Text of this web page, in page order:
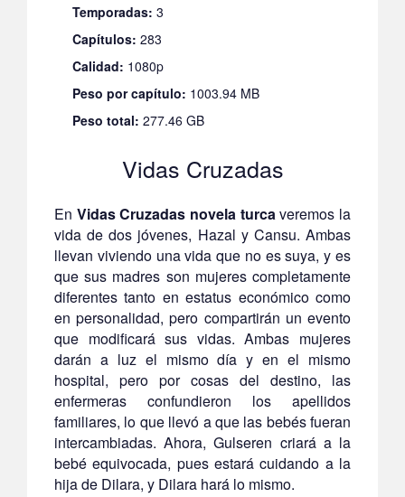
Temporadas: 3
Capítulos: 283
Calidad: 1080p
Peso por capítulo: 1003.94 MB
Peso total: 277.46 GB
Vidas Cruzadas
En Vidas Cruzadas novela turcaveremos la
vida de dos jóvenes, Hazal y Cansu. Ambas
llevan viviendo una vida que no es suya, y es
que sus madres son mujeres completamente
diferentes tanto en estatus económico como
en personalidad, pero compartirán un evento
que modificará sus vidas. Ambas mujeres
darán a luz el mismo día y en el mismo
hospital, pero por cosas del destino, las
enfermeras confundieron los apellidos
familiares, lo que llevó a que las bebés fueran
intercambiadas. Ahora, Gulseren criará a la
bebé equivocada, pues estará cuidando a la
hija de Dilara, y Dilara hará lo mismo.